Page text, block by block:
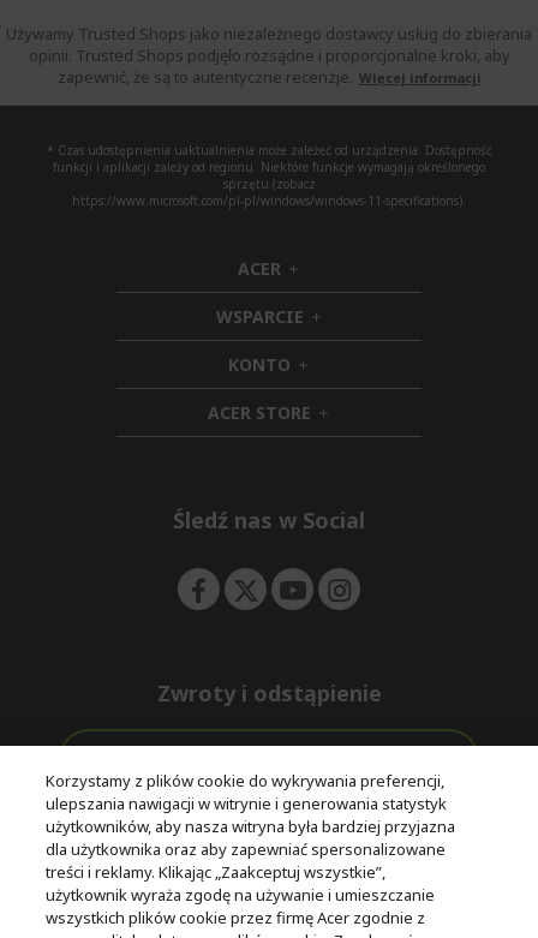
Używamy Trusted Shops jako niezależnego dostawcy usług do zbierania
opinii. Trusted Shops podjęło rozsądne i proporcjonalne kroki, aby
zapewnić, że są to autentyczne recenzje. Więcej informacji
* Czas udostępnienia uaktualnienia może zależeć od urządzenia. Dostępność
funkcji i aplikacji zależy od regionu. Niektóre funkcje wymagają określonego
sprzętu (zobacz
https://www.microsoft.com/pl-pl/windows/windows-11-specifications).
ACER h
i
d
d
e
n
WSPARCIE h
i
d
e
n
KONTO h
i
d
d
ACER STORE h
i
e
Śledź nas w Social
Zwroty i odstąpienie
Darmowa
ekspresowa
dostawa
Wsparcie
przed i po
zakupie
Bezpieczne
płatności
© 2025 Acer Inc.
Korzystamy z plików cookie do wykrywania preferencji,
ulepszania nawigacji w witrynie i generowania statystyk
użytkowników, aby nasza witryna była bardziej przyjazna
dla użytkownika oraz aby zapewniać spersonalizowane
treści i reklamy. Klikając „Zaakceptuj wszystkie”,
użytkownik wyraża zgodę na używanie i umieszczanie
wszystkich plików cookie przez firmę Acer zgodnie z